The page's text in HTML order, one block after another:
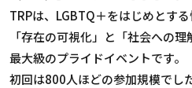
TRPは、LGBTQ＋をはじめとす
「存在の可視化」と「社会への
最大級のプライドイベントです。
初回は800人ほどの参加規模でし